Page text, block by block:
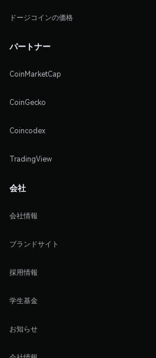
ドージコインの価格
パートナー
CoinMarketCap
CoinGecko
Coincodex
TradingView
会社
会社情報
ブランドサイト
採用情報
学生基金
お知らせ